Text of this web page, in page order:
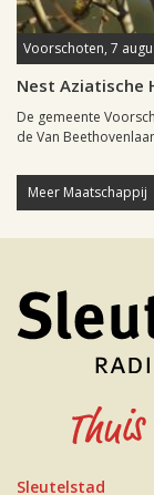
Voorschoten, 7
Nest Aziatische
De gemeente
de Van
Meer Maatschappij
Sleutelstad